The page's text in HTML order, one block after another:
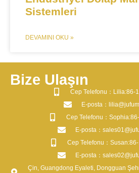
Sistemleri​​
DEVAMINI OKU »
Bize Ulaşın
​Cep Telefonu：Lilia:86-
​E-posta​：
​Cep Telefonu：
​E-posta​：
​Cep Telefonu：
​E-posta​：
Çin, Guangdong Eyaleti, Dongguan